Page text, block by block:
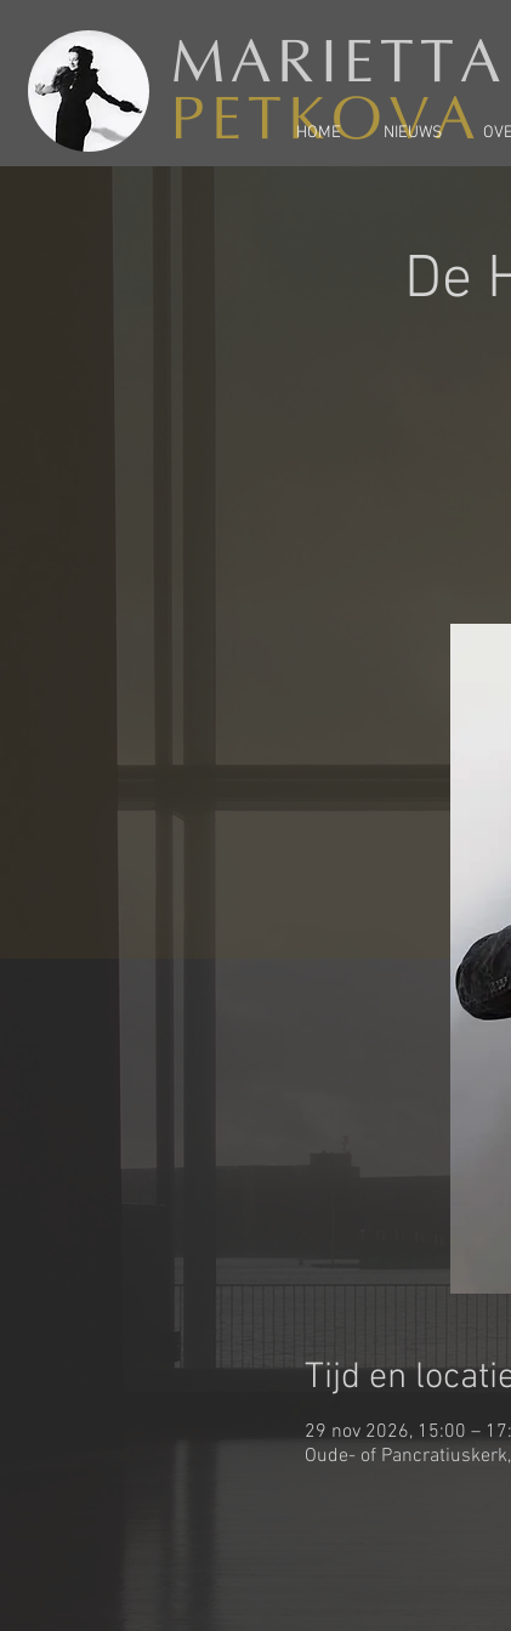
MARIETTA
PETKOVA
HOME NIEUWS
De
Tijd en
29 nov 2026, 15:00 –
Oude- of